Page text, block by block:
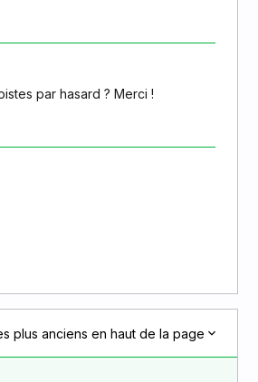
par hasard ? Merci !
plus anciens en haut de la page